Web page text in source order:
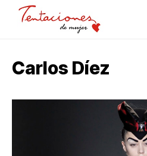
Carlos Díez